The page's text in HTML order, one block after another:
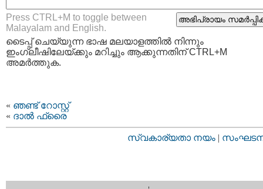
Press CTRL+M to toggle between
Malayalam and English.
ടൈപ്പ്‌ ചെയ്യുന്ന ഭാഷ മലയാളത്തില്‍ നിന്നും
ഇംഗ്ലീഷിലേയ്ക്കും മറിച്ചും ആക്കുന്നതിന് CTRL+M
അമര്‍ത്തുക.
« ഞണ്ട് റോസ്റ്റ്‌
« ദാല്‍ ഫ്രൈ
സ്വകാര്യതാ നയം |